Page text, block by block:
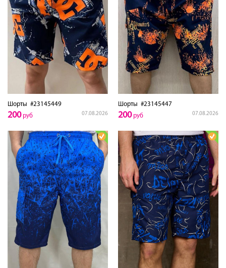
Шорты #23145449
07.08.2026
200руб
Шорты #23145447
07.08.2026
200руб